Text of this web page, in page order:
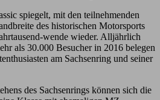
spiegelt, mit den teilnehmenden
des historischen Motorsports
wende wieder. Alljährlich
als 30.000 Besucher in 2016 belegen
am Sachsenring und seiner
des Sachsenrings können sich die